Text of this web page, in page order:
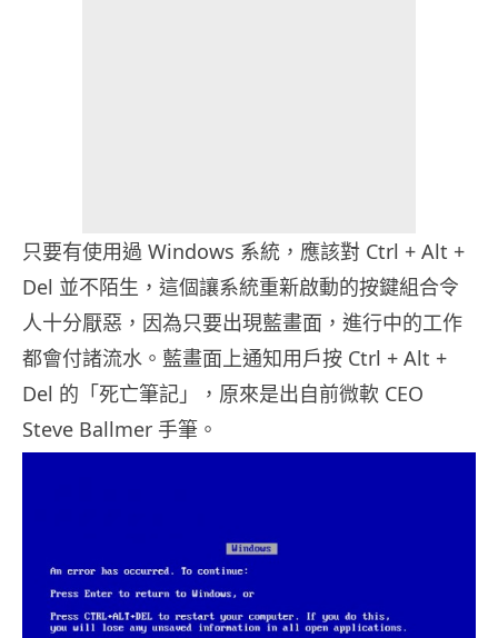
只要有使用過 Windows 系統，應該對 Ctrl + Alt +
Del 並不陌生，這個讓系統重新啟動的按鍵組合令
人十分厭惡，因為只要出現藍畫面，進行中的工作
都會付諸流水。藍畫面上通知用戶按 Ctrl + Alt +
Del 的「死亡筆記」，原來是出自前微軟 CEO
Steve Ballmer 手筆。